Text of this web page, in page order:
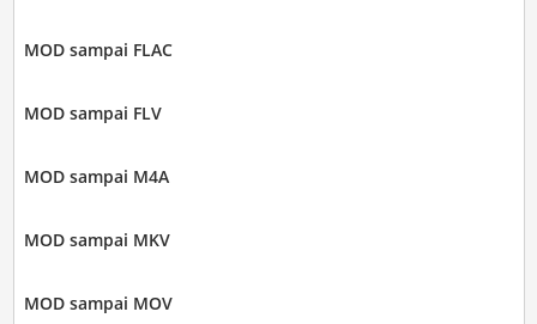
MOD sampai FLAC
MOD sampai FLV
MOD sampai M4A
MOD sampai MKV
MOD sampai MOV